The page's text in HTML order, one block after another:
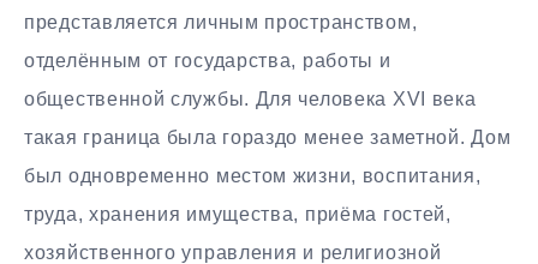
представляется личным пространством,
отделённым от государства, работы и
общественной службы. Для человека XVI века
такая граница была гораздо менее заметной. Дом
был одновременно местом жизни, воспитания,
труда, хранения имущества, приёма гостей,
хозяйственного управления и религиозной